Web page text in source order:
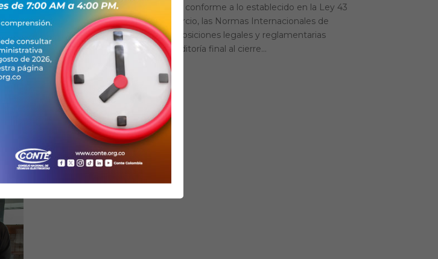
funciones de Revisoría Fiscal conforme a lo establecido en la Ley 43
de 1990, el Código de Comercio, las Normas Internacionales de
Auditoría (NIA) y demás disposiciones legales y reglamentarias
aplicables. 2. Realizar una auditoría final al cierre...
Leer más...